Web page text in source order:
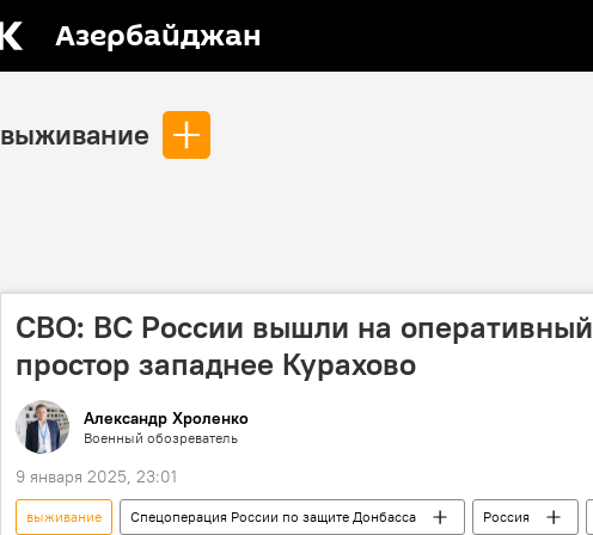
Азербайджан
выживание
СВО: ВС России вышли на оперативный
простор западнее Курахово
Александр Хроленко
Военный обозреватель
9 января 2025, 23:01
выживание Спецоперация России по защите Донбасса Россия